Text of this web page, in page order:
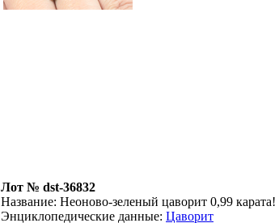
Лот № dst-36832
Название: Неоново-зеленый цаворит 0,99 карата!
Энциклопедические данные: Цаворит